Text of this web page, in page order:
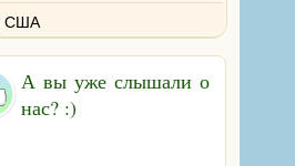
США
А вы уже слышали о
нас? :)